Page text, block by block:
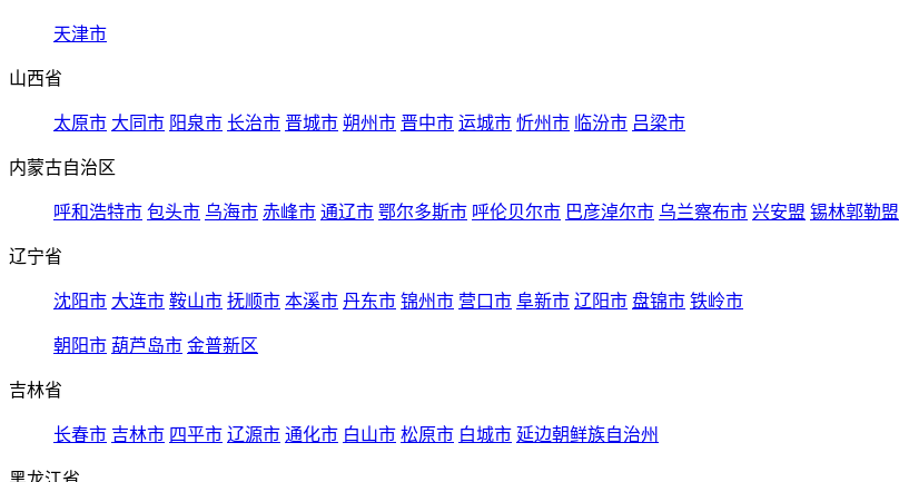
天津市
山西省
太原市 大同市 阳泉市 长治市 晋城市 朔州市 晋中市 运城市 忻州市 临汾市 吕梁市
内蒙古自治区
呼和浩特市 包头市 乌海市 赤峰市 通辽市 鄂尔多斯市 呼伦贝尔市 巴彦淖尔市 乌兰察布市 兴安盟 锡林郭勒盟
辽宁省
沈阳市 大连市 鞍山市 抚顺市 本溪市 丹东市 锦州市 营口市 阜新市 辽阳市 盘锦市 铁岭市
朝阳市 葫芦岛市 金普新区
吉林省
长春市 吉林市 四平市 辽源市 通化市 白山市 松原市 白城市 延边朝鲜族自治州